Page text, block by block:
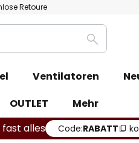
Retoure
Suche
Ventilatoren
OUTLET
Mehr
fast alles Code:RABATT